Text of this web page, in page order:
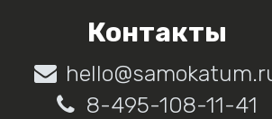
Контакты
8-495-108-11-41